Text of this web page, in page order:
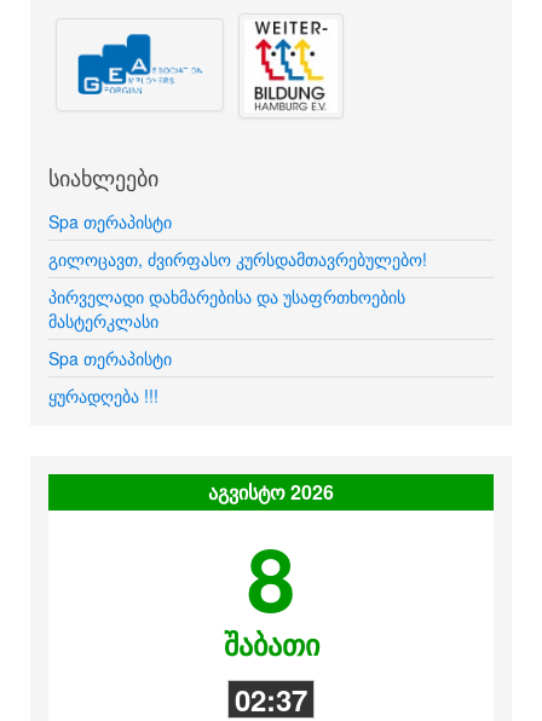
სიახლეები
Spa თერაპისტი
გილოცავთ, ძვირფასო კურსდამთავრებულებო!
პირველადი დახმარებისა და უსაფრთხოების
მასტერკლასი
Spa თერაპისტი
ყურადღება !!!
აგვისტო 2026
8
შაბათი
02:37